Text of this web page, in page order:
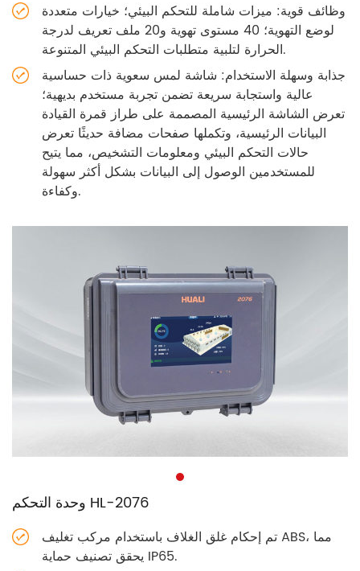
وظائف قوية: ميزات شاملة للتحكم البيئي؛ خيارات متعددة
لوضع التهوية؛ 40 مستوى تهوية و20 ملف تعريف لدرجة
الحرارة لتلبية متطلبات التحكم البيئي المتنوعة.
جذابة وسهلة الاستخدام: شاشة لمس سعوية ذات حساسية
عالية واستجابة سريعة تضمن تجربة مستخدم بديهية؛
تعرض الشاشة الرئيسية المصممة على طراز قمرة القيادة
البيانات الرئيسية، وتكملها صفحات مضافة حديثًا تعرض
حالات التحكم البيئي ومعلومات التشخيص، مما يتيح
للمستخدمين الوصول إلى البيانات بشكل أكثر سهولة
وكفاءة.
وحدة التحكم HL-2076
تم إحكام غلق الغلاف باستخدام مركب تغليف ABS، مما
يحقق تصنيف حماية IP65.